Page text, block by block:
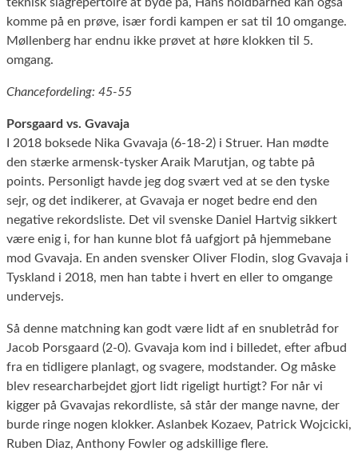
komme på en prøve, især fordi kampen er sat til 10 omgange.
Møllenberg har endnu ikke prøvet at høre klokken til 5.
omgang.
Chancefordeling: 45-55
Porsgaard vs. Gvavaja
I 2018 boksede Nika Gvavaja (6-18-2) i Struer. Han mødte
den stærke armensk-tysker Araik Marutjan, og tabte på
points. Personligt havde jeg dog svært ved at se den tyske
sejr, og det indikerer, at Gvavaja er noget bedre end den
negative rekordsliste. Det vil svenske Daniel Hartvig sikkert
være enig i, for han kunne blot få uafgjort på hjemmebane
mod Gvavaja. En anden svensker Oliver Flodin, slog Gvavaja i
Tyskland i 2018, men han tabte i hvert en eller to omgange
undervejs.
Så denne matchning kan godt være lidt af en snubletråd for
Jacob Porsgaard (2-0). Gvavaja kom ind i billedet, efter afbud
fra en tidligere planlagt, og svagere, modstander. Og måske
blev researcharbejdet gjort lidt rigeligt hurtigt? For når vi
kigger på Gvavajas rekordliste, så står der mange navne, der
burde ringe nogen klokker. Aslanbek Kozaev, Patrick Wojcicki,
Ruben Diaz, Anthony Fowler og adskillige flere.